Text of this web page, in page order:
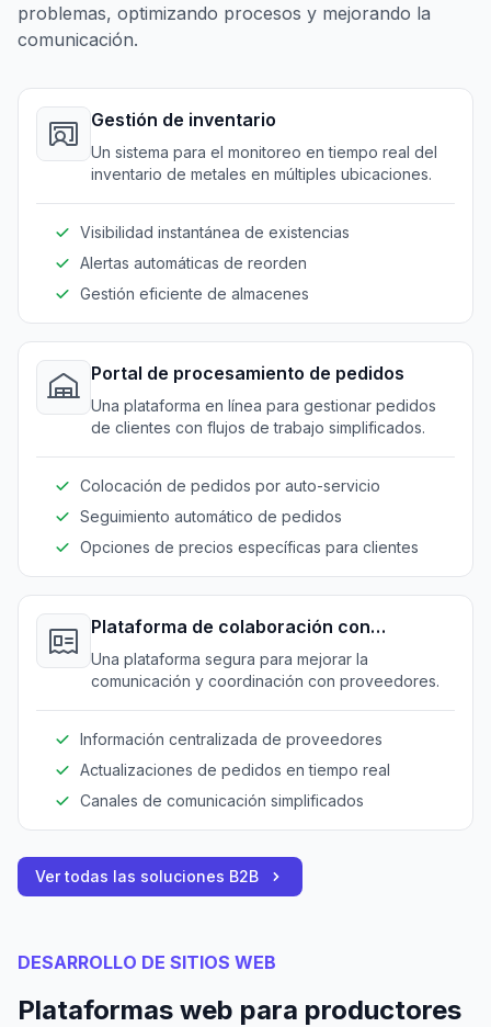
problemas, optimizando procesos y mejorando la
comunicación.
Gestión de inventario
Un sistema para el monitoreo en tiempo real del
inventario de metales en múltiples ubicaciones.
Visibilidad instantánea de existencias
Alertas automáticas de reorden
Gestión eficiente de almacenes
Portal de procesamiento de pedidos
Una plataforma en línea para gestionar pedidos
de clientes con flujos de trabajo simplificados.
Colocación de pedidos por auto-servicio
Seguimiento automático de pedidos
Opciones de precios específicas para clientes
Plataforma de colaboración con
proveedores
Una plataforma segura para mejorar la
comunicación y coordinación con proveedores.
Información centralizada de proveedores
Actualizaciones de pedidos en tiempo real
Canales de comunicación simplificados
Ver todas las soluciones B2B
DESARROLLO DE SITIOS WEB
Plataformas web para productores